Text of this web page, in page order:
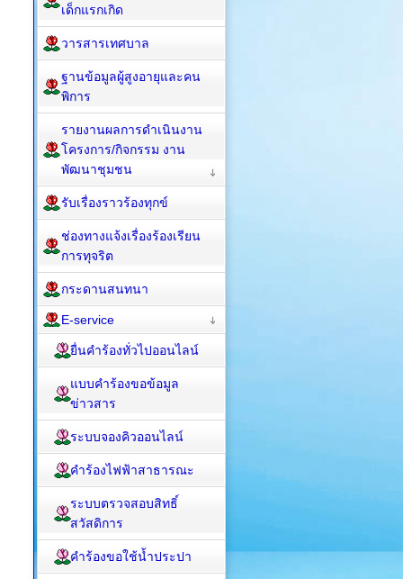
เด็กแรกเกิด
วารสารเทศบาล
ฐานข้อมูลผู้สูงอายุและคน
พิการ
รายงานผลการดำเนินงาน
โครงการ/กิจกรรม งาน
พัฒนาชุมชน
รับเรื่องราวร้องทุกข์
ช่องทางแจ้งเรื่องร้องเรียน
การทุจริต
กระดานสนทนา
E-service
ยื่นคำร้องทั่วไปออนไลน์
แบบคำร้องขอข้อมูล
ข่าวสาร
ระบบจองคิวออนไลน์
คำร้องไฟฟ้าสาธารณะ
ระบบตรวจสอบสิทธิ์
สวัสดิการ
คำร้องขอใช้น้ำประปา